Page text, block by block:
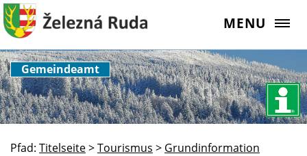
MENU
Gemeindeamt
Pfad: Titelseite>Tourismus > Grundinformation